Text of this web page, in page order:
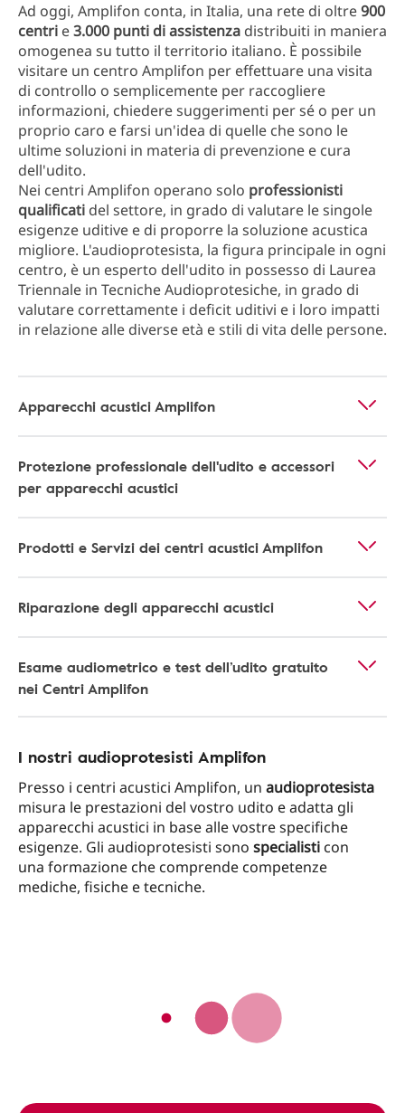
Ad oggi, Amplifon conta, in Italia, una rete di oltre900
centri e3.000 punti di assistenza distribuiti in maniera
omogenea su tutto il territorio italiano. È possibile
visitare un centro Amplifon per effettuare una visita
di controllo o semplicemente per raccogliere
informazioni, chiedere suggerimenti per sé o per un
proprio caro e farsi un'idea di quelle che sono le
ultime soluzioni in materia di prevenzione e cura
dell'udito.
Nei centri Amplifon operano solo professionisti
qualificati del settore, in grado di valutare le singole
esigenze uditive e di proporre la soluzione acustica
migliore. L'audioprotesista, la figura principale in ogni
centro, è un esperto dell'udito in possesso di Laurea
Triennale in Tecniche Audioprotesiche, in grado di
valutare correttamente i deficit uditivi e i loro impatti
in relazione alle diverse età e stili di vita delle persone.
Apparecchi acustici Amplifon
Protezione professionale dell'udito e accessori
per apparecchi acustici
Prodotti e Servizi dei centri acustici Amplifon
Riparazione degli apparecchi acustici
Esame audiometrico e test dell’udito gratuito
nei Centri Amplifon
I nostri audioprotesisti Amplifon
Presso i centri acustici Amplifon, un audioprotesista
misura le prestazioni del vostro udito e adatta gli
apparecchi acustici in base alle vostre specifiche
esigenze. Gli audioprotesisti sono specialisti con
una formazione che comprende competenze
mediche, fisiche e tecniche.